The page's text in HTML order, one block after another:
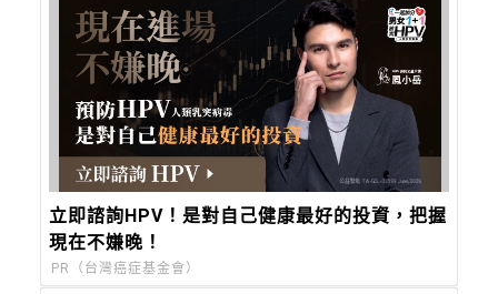
立即諮詢HPV！是對自己健康最好的投資，把握
現在不嫌晚！
PR（台灣癌症基金會）